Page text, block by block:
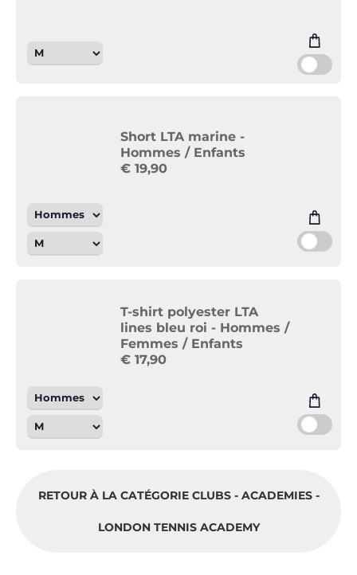
Short LTA marine -
Hommes / Enfants
€ 19,90
T-shirt polyester LTA
lines bleu roi - Hommes /
Femmes / Enfants
€ 17,90
RETOUR À LA CATÉGORIE CLUBS - ACADEMIES -
LONDON TENNIS ACADEMY